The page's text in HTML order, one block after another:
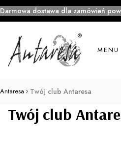
Darmowa dostawa dla zamówień
MENU
Antaresa Twój club Antaresa
Twój club